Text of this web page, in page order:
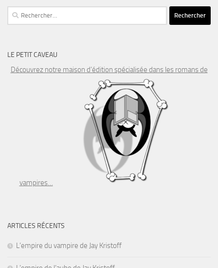
Rechercher :
LE PETIT CAVEAU
Découvrez notre maison d’édition spécialisée dans les romans de
vampires…
ARTICLES RÉCENTS
L’empire du vampire de Jay Kristoff